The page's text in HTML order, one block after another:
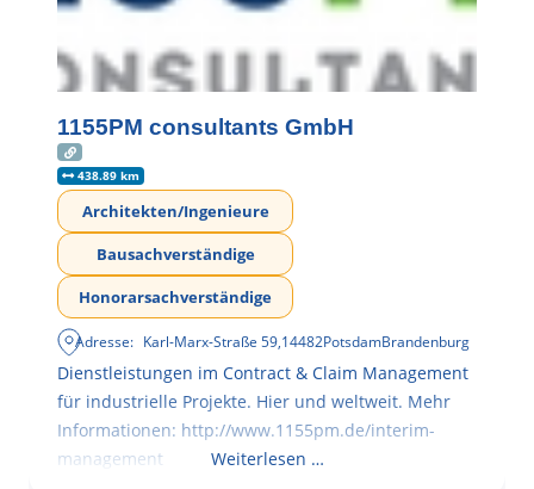
1155PM consultants GmbH
438.89 km
Architekten/Ingenieure
Bausachverständige
Honorarsachverständige
Adresse: Karl-Marx-Straße 59,14482PotsdamBrandenburg
Dienstleistungen im Contract & Claim Management
für industrielle Projekte. Hier und weltweit. Mehr
Informationen: http://www.1155pm.de/interim-
management
Weiterlesen …